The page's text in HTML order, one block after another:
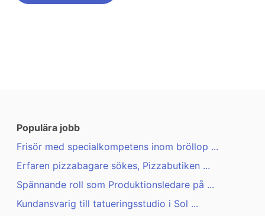
Populära jobb
Frisör med specialkompetens inom bröllop ...
Erfaren pizzabagare sökes, Pizzabutiken ...
Spännande roll som Produktionsledare på ...
Kundansvarig till tatueringsstudio i Sol ...